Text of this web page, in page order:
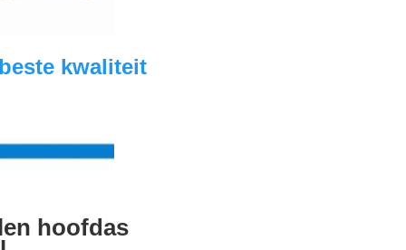
kwaliteit
hoofdas